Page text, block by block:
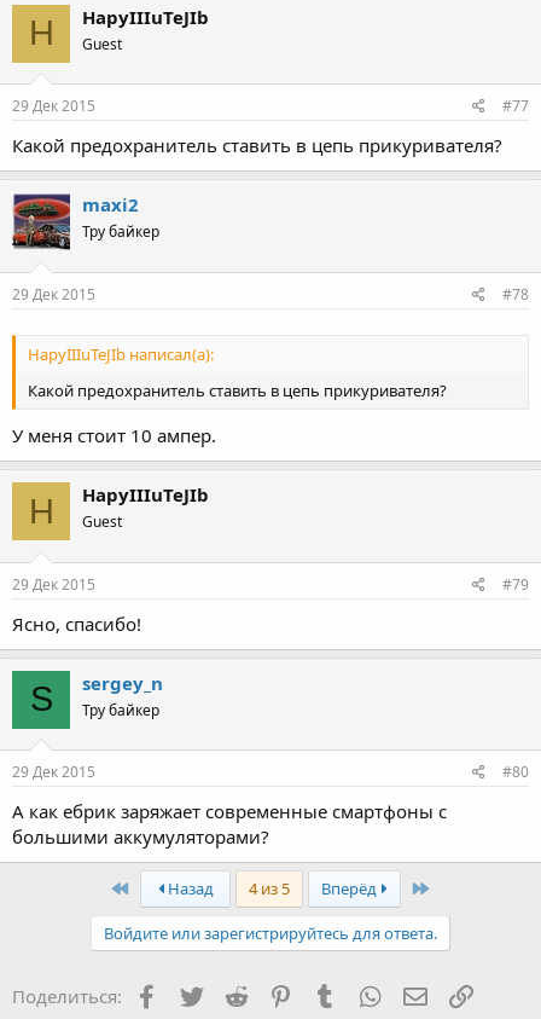
H HapyIIIuTeJIb
Guest
29 Дек 2015 #77
Какой предохранитель ставить в цепь прикуривателя?
maxi2
Тру байкер
29 Дек 2015 #78
HapyIIIuTeJIb написал(а):
Какой предохранитель ставить в цепь прикуривателя?
У меня стоит 10 ампер.
H HapyIIIuTeJIb
Guest
29 Дек 2015 #79
Ясно, спасибо!
S sergey_n
Тру байкер
29 Дек 2015 #80
А как ебрик заряжает современные смартфоны с
большими аккумуляторами?
First Назад 4 из 5 Вперёд Last
Войдите или зарегистрируйтесь для ответа.
Поделиться: Facebook
TwitterReddit PinterestTumblr WhatsApp Ссылка